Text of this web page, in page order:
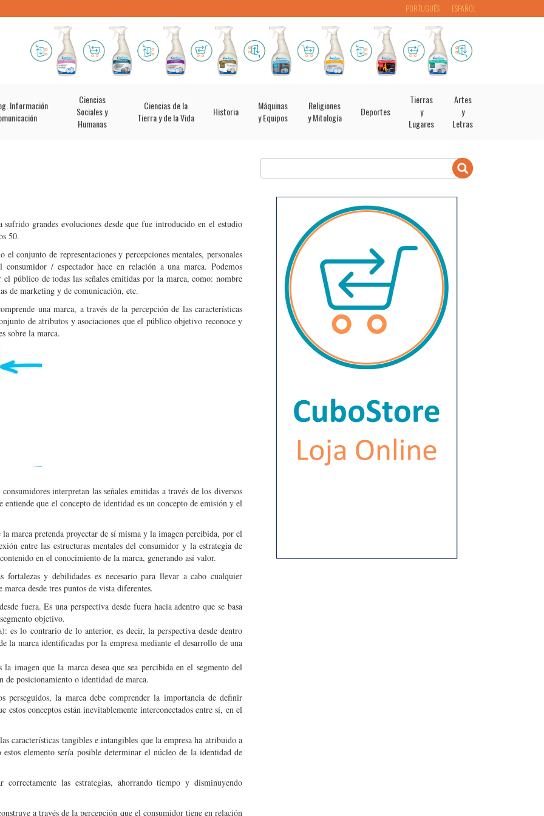
PORTUGUÊS ESPAÑOL
Información
Ciencias
Sociales y
Humanas
Ciencias de la
Tierra y de la Vida
Historia
Máquinas
y Equipos
Religiones
y Mitología
Deportes
Tierras
y
Lugares
Artes
y
Letras
grandes evoluciones desde que fue introducido en el estudio
50.
conjunto de representaciones y percepciones mentales, personales
/ espectador hace en relación a una marca. Podemos
público de todas las señales emitidas por la marca, como: nombre
de marketing y de comunicación, etc.
una marca, a través de la percepción de las características
de atributos y asociaciones que el público objetivo reconoce y
sobre la marca.
interpretan las señales emitidas a través de los diversos
que el concepto de identidad es un concepto de emisión y el
marca pretenda proyectar de sí misma y la imagen percibida, por el
entre las estructuras mentales del consumidor y la estrategia de
en el conocimiento de la marca, generando así valor.
y debilidades es necesario para llevar a cabo cualquier
desde tres puntos de vista diferentes.
fuera. Es una perspectiva desde fuera hacia adentro que se basa
objetivo.
es lo contrario de lo anterior, es decir, la perspectiva desde dentro
la marca identificadas por la empresa mediante el desarrollo de una
imagen que la marca desea que sea percibida en el segmento del
de posicionamiento o identidad de marca.
perseguidos, la marca debe comprender la importancia de definir
conceptos están inevitablemente interconectados entre sí, en el
características tangibles e intangibles que la empresa ha atribuido a
elemento sería posible determinar el núcleo de la identidad de
las estrategias, ahorrando tiempo y disminuyendo
a través de la percepción que el consumidor tiene en relación